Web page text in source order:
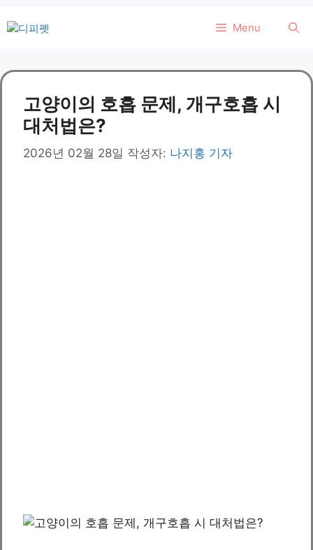
텐
로
건
Menu
고양이의 호흡 문제, 개구호흡 시
대처법은?
2026년 02월 28일 작성자: 나지홍 기자